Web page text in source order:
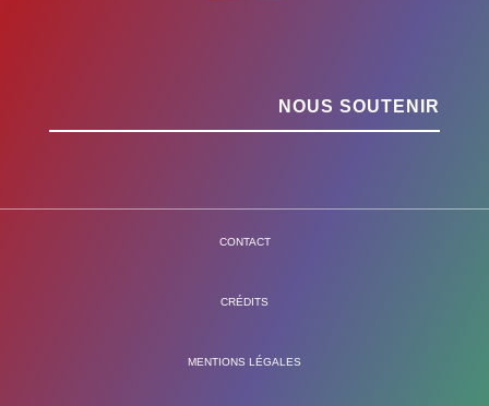
NOUS SOUTENIR
CONTACT
CRÉDITS
MENTIONS LÉGALES